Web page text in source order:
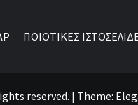
ΠΟΙΟΤΙΚΕΣ
reserved. | Theme: